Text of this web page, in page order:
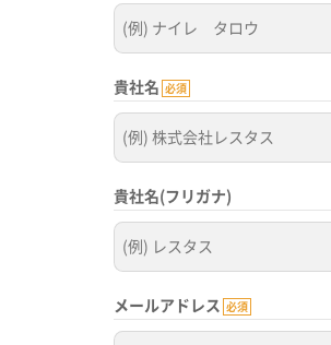
貴社名 必須
貴社名(フリガナ)
メールアドレス 必須